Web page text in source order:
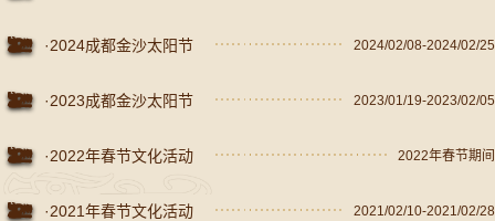
·2024成都金沙太阳节 2024/02/08-2024/02/25
·2023成都金沙太阳节 2023/01/19-2023/02/05
·2022年春节文化活动 2022年春节期间
·2021年春节文化活动 2021/02/10-2021/02/28